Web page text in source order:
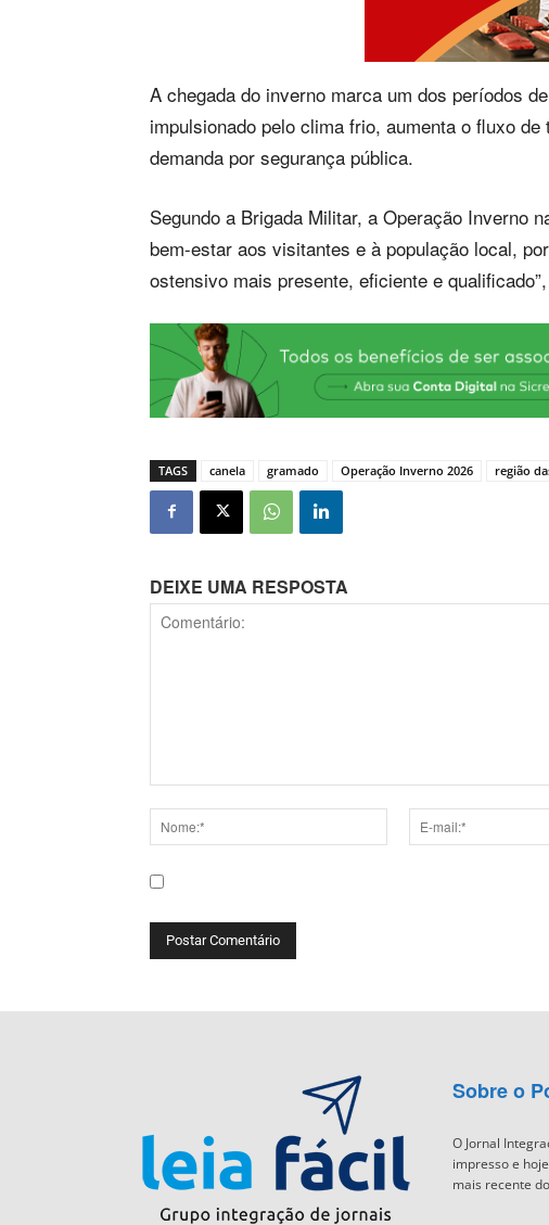
A chegada do inverno marca um dos períodos
impulsionado pelo clima frio, aumenta o fluxo
demanda por segurança pública.
Segundo a Brigada Militar, a Operação Inverno
bem-estar aos visitantes e à população local,
ostensivo mais presente, eficiente e
TAGS canela gramado Operação Inverno 2026 região
DEIXE UMA RESPOSTA
Salve meu nome, e-mail e site neste navegador
Sobre o
O Jornal
impresso e
mais recente